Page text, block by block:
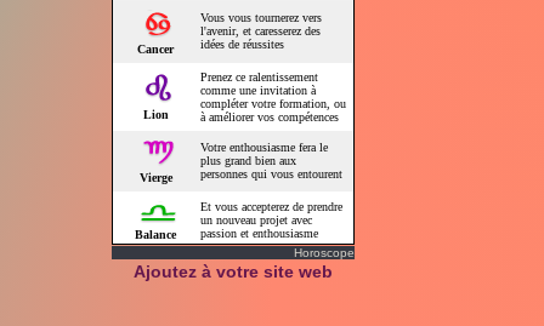
Horoscope
Ajoutez à votre site web